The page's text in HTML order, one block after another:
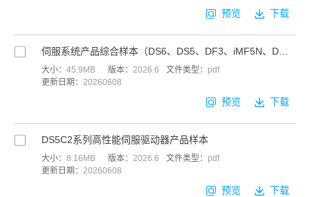
预览 下载
预览 下载
伺服系统产品综合样本（DS6、DS5、DF3、iMF5N、DM6、DL6）
大小： 45.9MB 版本： 2026.6 文件类型： pdf
更新日期： 20260608
预览 下载
DS5C2系列高性能伺服驱动器产品样本
大小： 8.16MB 版本： 2026.6 文件类型： pdf
更新日期： 20260608